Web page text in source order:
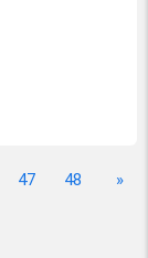
47 48 »